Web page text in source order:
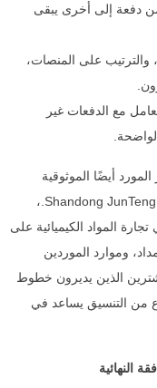
من دفعة إلى أخرى يبقى
على المنصات،
مع الدفعات غير
أيضًا الموثوقية
التشغيلية. وقد بنت شركة Shandong JunTeng Chemical Co., Ltd.،
المواد الكيميائية على
وموارد الموردين
الذين يديرون خطوط
من التنسيق يساعد في
النهائية